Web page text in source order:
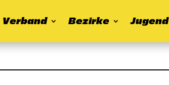
Verband Bezirke Jugend